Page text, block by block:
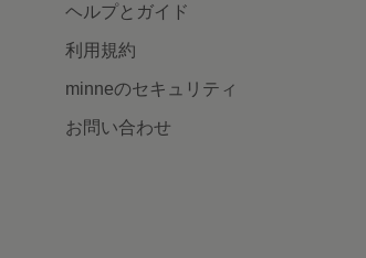
ヘルプとガイド
利用規約
minneのセキュリティ
お問い合わせ